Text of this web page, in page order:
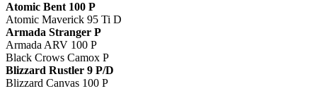
Atomic Bent 100 P
Atomic Maverick 95 Ti D
Armada Stranger P
Armada ARV 100 P
Black Crows Camox P
Blizzard Rustler 9 P/D
Blizzard Canvas 100 P